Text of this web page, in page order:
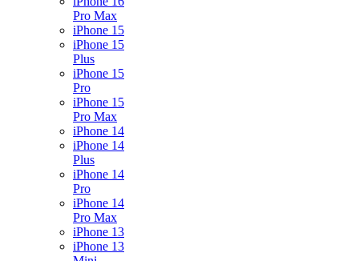
Pro Max
iPhone 15
iPhone 15
Plus
iPhone 15
Pro
iPhone 15
Pro Max
iPhone 14
iPhone 14
Plus
iPhone 14
Pro
iPhone 14
Pro Max
iPhone 13
iPhone 13